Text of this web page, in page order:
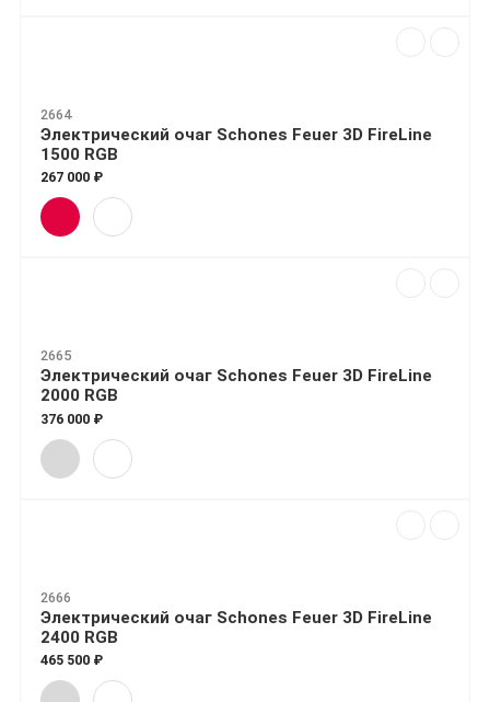
2664
Электрический очаг Schones Feuer 3D FireLine
1500 RGB
267 000 ₽
2665
Электрический очаг Schones Feuer 3D FireLine
2000 RGB
376 000 ₽
2666
Электрический очаг Schones Feuer 3D FireLine
2400 RGB
465 500 ₽